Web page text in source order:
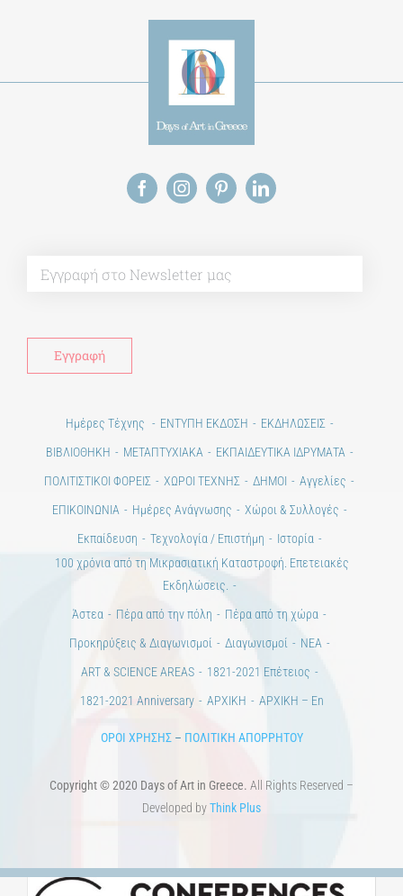
Ημέρες Τέχνης ΕΝΤΥΠΗ ΕΚΔΟΣΗ
ΕΚΔΗΛΩΣΕΙΣ
ΒΙΒΛΙΟΘΗΚΗ
ΜΕΤΑΠΤΥΧΙΑΚΑ
ΕΚΠΑΙΔΕΥΤΙΚΑ ΙΔΡΥΜΑΤΑ
ΠΟΛΙΤΙΣΤΙΚΟΙ ΦΟΡΕΙΣ
ΧΩΡΟΙ ΤΕΧΝΗΣ ΔΗΜΟΙ
Αγγελίες
ΕΠΙΚΟΙΝΩΝΙΑ
Ημέρες Ανάγνωσης
Χώροι & Συλλογές
Εκπαίδευση
Τεχνολογία / Επιστήμη
Ιστορία
100 χρόνια από τη Μικρασιατική Καταστροφή. Επετειακές
Εκδηλώσεις.
Άστεα
Πέρα από την πόλη
Πέρα από τη χώρα
Προκηρύξεις & Διαγωνισμοί
Διαγωνισμοί
ΝΕΑ
ART & SCIENCE AREAS
1821-2021 Επέτειος
1821-2021 Anniversary
ΑΡΧΙΚΗ ΑΡΧΙΚΗ – En
ΟΡΟΙ ΧΡΗΣΗΣ– ΠΟΛΙΤΙΚΗ ΑΠΟΡΡΗΤΟΥ
Copyright © 2020 Days of Art in Greece. All Rights Reserved –
Developed byThink Plus